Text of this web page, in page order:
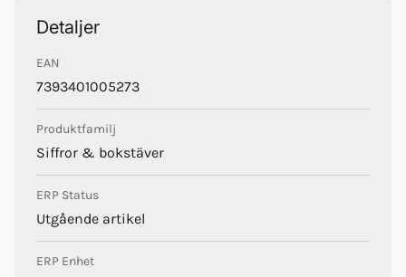
Detaljer
EAN
7393401005273
Produktfamilj
Siffror & bokstäver
ERP Status
Utgående artikel
ERP Enhet